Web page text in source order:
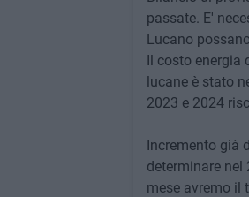
passate. E'
Lucano
Il costo energia
lucane è stato
2023 e 2024
Incremento già
determinare nel
mese avremo il